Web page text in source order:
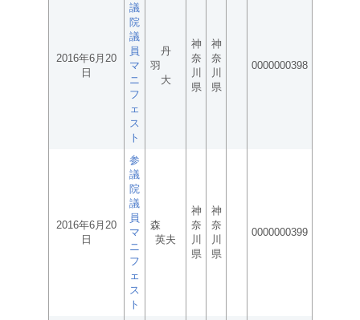
2016年6月20
日
議
院
議
員
マ
ニ
フ
ェ
ス
ト
丹
羽
大
神
奈
川
県
神
奈
川
県
0000000398
2016年6月20
日
参
議
院
議
員
マ
ニ
フ
ェ
ス
ト
森
英夫
神
奈
川
県
神
奈
川
県
0000000399